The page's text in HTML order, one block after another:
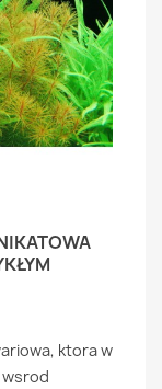
ktora w